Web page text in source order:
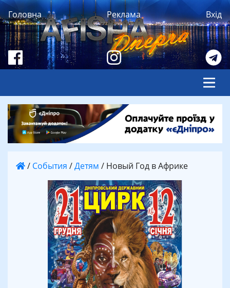
Головна Реклама Вхід
/ События /Детям / Новый Год в Африке